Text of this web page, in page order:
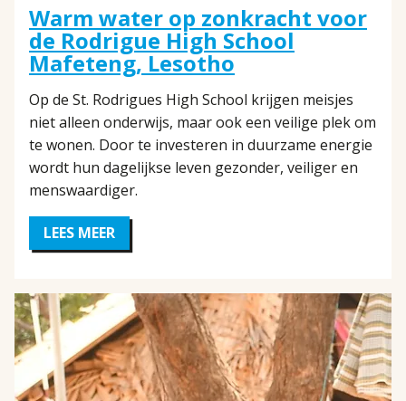
Warm water op zonkracht voor
de Rodrigue High School
Mafeteng, Lesotho
Op de St. Rodrigues High School krijgen meisjes
niet alleen onderwijs, maar ook een veilige plek om
te wonen. Door te investeren in duurzame energie
wordt hun dagelijkse leven gezonder, veiliger en
menswaardiger.
LEES MEER
WARM
OP
ZONKRACHT
VOOR
DE
RODRIGUE
HIGH